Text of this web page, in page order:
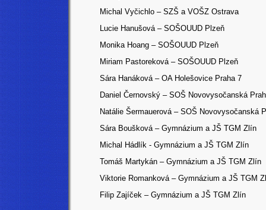
Michal Vyčichlo – SZŠ a VOŠZ Ostrava
Lucie Hanušová – SOŠOUUD Plzeň
Monika Hoang – SOŠOUUD Plzeň
Miriam Pastoreková – SOŠOUUD Plzeň
Sára Hanáková – OA Holešovice Praha 7
Daniel Černovský – SOŠ Novovysočanská
Natálie Šermauerová – SOŠ Novovysočanská
Sára Boušková – Gymnázium a JŠ TGM Zlín
Michal Hádlík - Gymnázium a JŠ TGM Zlín
Tomáš Martykán – Gymnázium a JŠ TGM Zlín
Viktorie Romanková – Gymnázium a JŠ TGM
Filip Zajíček – Gymnázium a JŠ TGM Zlín